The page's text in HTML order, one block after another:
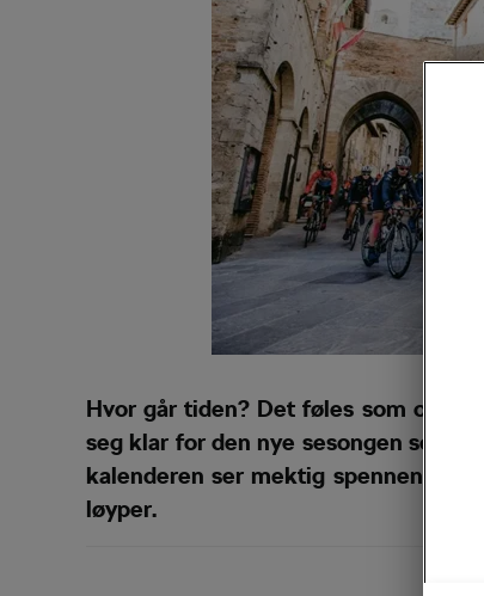
Hvor går tiden? Det føles som om vi
seg klar for den nye sesongen som
kalenderen ser mektig spennende
løyper.